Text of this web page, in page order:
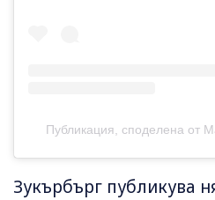
Публикация, споделена от
Зукърбърг публикува